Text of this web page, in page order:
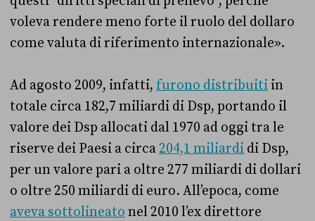
voleva rendere meno forte il ruolo del dollaro
come valuta di riferimento internazionale».
Ad agosto 2009, infatti, furono distribuiti in
totale circa 182,7 miliardi di Dsp, portando il
valore dei Dsp allocati dal 1970 ad oggi tra le
riserve dei Paesi a circa204,1 miliardi di Dsp,
per un valore pari a oltre 277 miliardi di dollari
o oltre 250 miliardi di euro. All’epoca, come
aveva sottolineato nel 2010 l’ex direttore